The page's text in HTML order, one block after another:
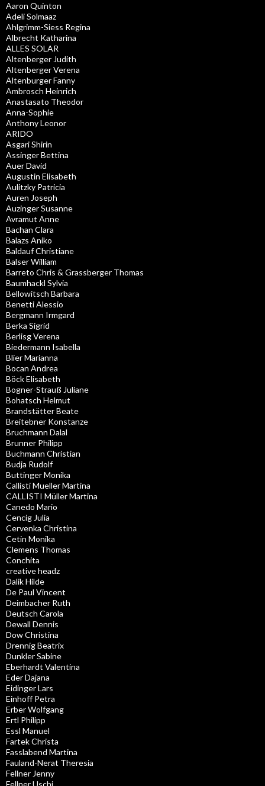
Aaron Quinton
Adeli Solmaaz
Ahlgrimm-Siess Regina
Albrecht Katharina
ALLES SOLAR
Altenberger Judith
Altenberger Verena
Altenburger Fanny
Ambrosch Heinrich
Anastasato Theodor
Anna-Sophie
Anthony Leonor
ARIDO
Asgari Shirin
Assinger Bettina
Auer David
Augustin Elisabeth
Aulitzky Patricia
Auren Joseph
Auzinger Susanne
Avramut Anne
Bachan Clara
Balazs Aniko
Baldauf Christiane
Balser William
Barreto Chris & Grassberger Thomas
Baumhackl Sylvia
Bellowitsch Barbara
Benetti Alessio
Bergmann Irmgard
Berka Sigrid
Berlisg Verena
Biedermann Isabella
Blier Marianna
Bocan Andrea
Böck Elisabeth
Bogner-Strauß Juliane
Bohatsch Helmut
Brandstätter Beate
Breitebner Konstanze
Bruchmann Dalal
Brunner Philipp
Buchmann Christian
Budja Rudolf
Buttinger Monika
Callisti Mueller Martina
CALLISTI Müller Martina
Canedo Mario
Cencig Julia
Cervenka Christina
Cetin Monika
Clemens Thomas
Conchita
creative headz
Dalik Hilde
De Paul Vincent
Deimbacher Ruth
Deutsch Carola
Dewall Dennis
Dow Christina
Drennig Beatrix
Dunkler Sabine
Eberhardt Valentina
Eder Dajana
Eidinger Lars
Einhoff Petra
Erber Wolfgang
Ertl Philipp
Essl Manuel
Fartek Christa
Fasslabend Martina
Fauland-Nerat Theresia
Fellner Jenny